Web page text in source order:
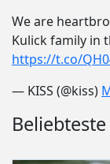
We are
Kulick family in
https://t.co/
— KISS (@kiss)